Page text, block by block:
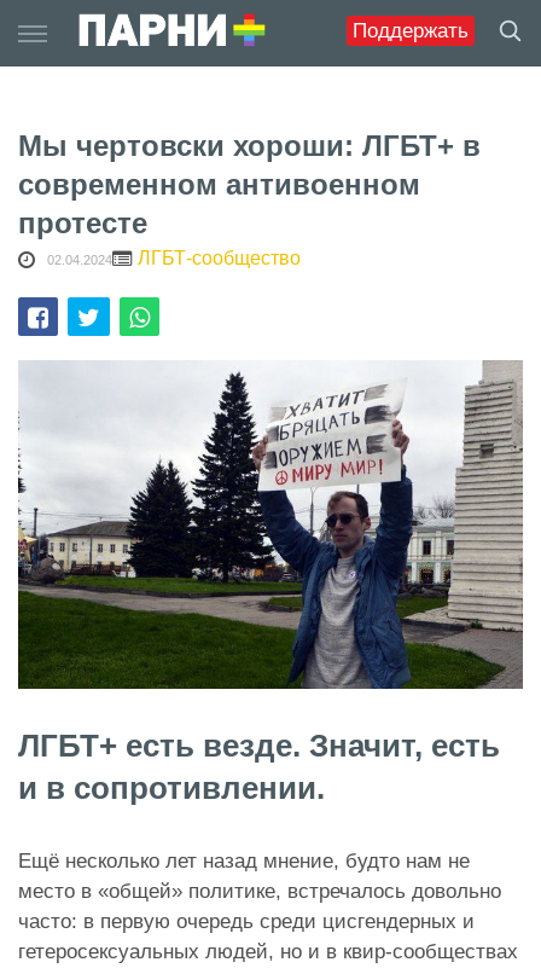
Поддержать
to
content
Мы чертовски хороши: ЛГБТ+ в
современном антивоенном
протесте
02.04.2024 ЛГБТ-сообщество
ЛГБТ+ есть везде. Значит, есть
и в сопротивлении.
Ещё несколько лет назад мнение, будто нам не
место в «общей» политике, встречалось довольно
часто: в первую очередь среди цисгендерных и
гетеросексуальных людей, но и в квир-сообществах